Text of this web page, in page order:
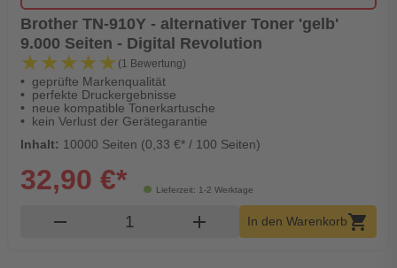
Brother TN-910Y - alternativer Toner 'gelb'
9.000 Seiten - Digital Revolution
★★★★★
★★★★★ (1 Bewertung)
geprüfte Markenqualität
perfekte Druckergebnisse
neue kompatible Tonerkartusche
kein Verlust der Gerätegarantie
Inhalt: 10000 Seiten (0,33 €* / 100 Seiten)
Lieferzeit: 1-2 Werktage
32,90 €*
remove Produkt Warenkorb Menge
add In den Warenkorbshopping_cart